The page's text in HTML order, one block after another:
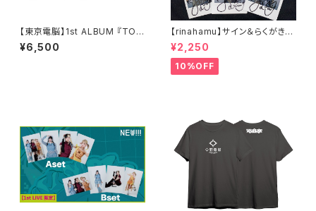
【東京電脳】1st ALBUM 『TOK
YO DEN-NOU:LAYERⅠ』
¥6,500
【rinahamu】サイン＆らくがき入
りMVオフショットランダムチェ
キ - Ki Ni Naru & CHO.MA.
KU -
¥2,250
10%OFF